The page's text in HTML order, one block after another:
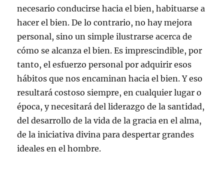
necesario conducirse hacia el bien, habituarse a
hacer el bien. De lo contrario, no hay mejora
personal, sino un simple ilustrarse acerca de
cómo se alcanza el bien. Es imprescindible, por
tanto, el esfuerzo personal por adquirir esos
hábitos que nos encaminan hacia el bien. Y eso
resultará costoso siempre, en cualquier lugar o
época, y necesitará del liderazgo de la santidad,
del desarrollo de la vida de la gracia en el alma,
de la iniciativa divina para despertar grandes
ideales en el hombre.